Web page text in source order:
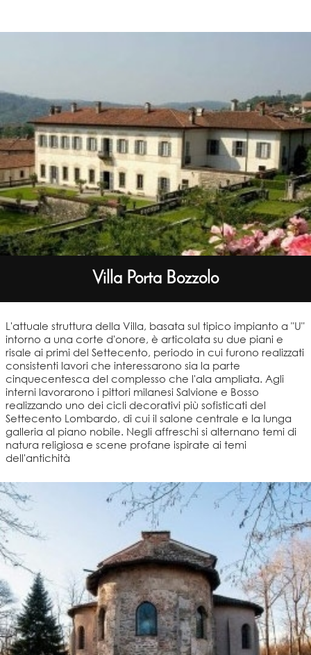
Villa Porta Bozzolo
L'attuale struttura della Villa, basata sul tipico impianto a "U"
intorno a una corte d'onore, è articolata su due piani e
risale ai primi del Settecento, periodo in cui furono realizzati
consistenti lavori che interessarono sia la parte
cinquecentesca del complesso che l'ala ampliata. Agli
interni lavorarono i pittori milanesi Salvione e Bosso
realizzando uno dei cicli decorativi più sofisticati del
Settecento Lombardo, di cui il salone centrale e la lunga
galleria al piano nobile. Negli affreschi si alternano temi di
natura religiosa e scene profane ispirate ai temi
dell'antichità